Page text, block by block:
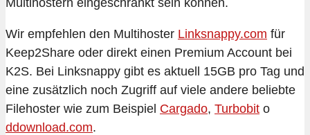
Wir empfehlen den Multihoster Linksnappy.com für
Keep2Share oder direkt einen Premium Account bei
K2S. Bei Linksnappy gibt es aktuell 15GB pro Tag und
eine zusätzlich noch Zugriff auf viele andere beliebte
Filehoster wie zum Beispiel Cargado, Turbobit o
ddownload.com.